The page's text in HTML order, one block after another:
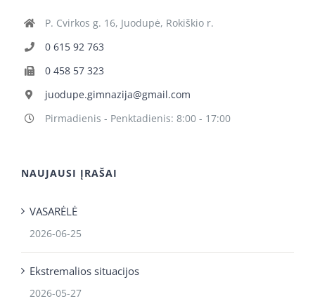
P. Cvirkos g. 16, Juodupė, Rokiškio r.
0 615 92 763
0 458 57 323
juodupe.gimnazija@gmail.com
Pirmadienis - Penktadienis: 8:00 - 17:00
NAUJAUSI ĮRAŠAI
VASARĖLĖ
2026-06-25
Ekstremalios situacijos
2026-05-27